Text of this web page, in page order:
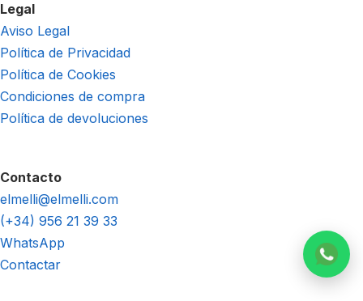
Legal
Aviso Legal
Política de Privacidad
Política de Cookies
Condiciones de compra
Política de devoluciones
Contacto
elmelli@elmelli.com
(+34) 956 21 39 33
WhatsApp
Contactar